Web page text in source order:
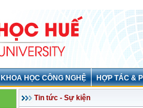
KHOA HỌC CÔNG NGHỆ HỢP TÁC &
Tin tức - Sự kiện